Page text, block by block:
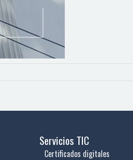
Servicios TIC
Certificados digitales